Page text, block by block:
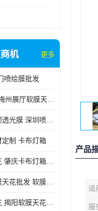
机 更多
喷绘膜批发
B1级防火膜 梅州展厅软膜天花批发
软膜天花吊顶透光膜 深圳喷绘膜批发
制 卡布灯箱
家装软膜天花 肇庆卡布灯箱批发
潮州透光软膜天花批发 软膜天花
商场软膜天花 揭阳软膜天花吊顶透光膜批发
产品
适
服